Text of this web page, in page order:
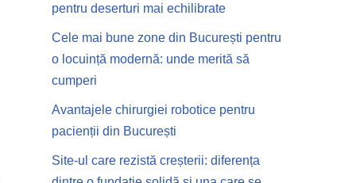
pentru deserturi mai echilibrate
Cele mai bune zone din București pentru
o locuință modernă: unde merită să
cumperi
Avantajele chirurgiei robotice pentru
pacienții din București
Site-ul care rezistă creșterii: diferența